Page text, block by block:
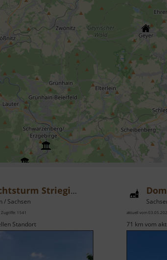
Aussichtsturm Striegistal
/ Sachsen
1541
Standort
aktuell vom
71 km vom